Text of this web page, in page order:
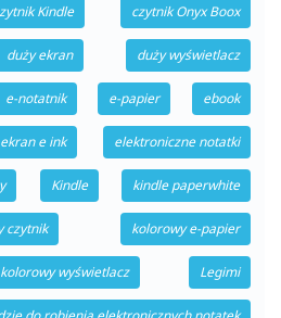
Kindle czytnik Onyx Boox
duży ekran duży wyświetlacz
e-notatnik e-papier ebook
ekran e ink elektroniczne notatki
Kindle kindle paperwhite
czytnik kolorowy e-papier
kolorowy wyświetlacz Legimi